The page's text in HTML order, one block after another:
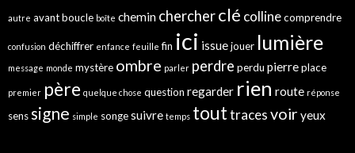
autre avantboucle boîte chemin chercherclé collinecomprendre
confusion déchiffrer enfance feuille fin ici issuejouer lumière
message monde mystère ombre parler perdre perdu pierreplace
premier père quelque chose question regarder rien route réponse
senssigne simple songesuivre temps touttracesvoir yeux